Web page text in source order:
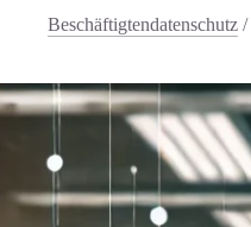
Beschäftigtendatenschutz /